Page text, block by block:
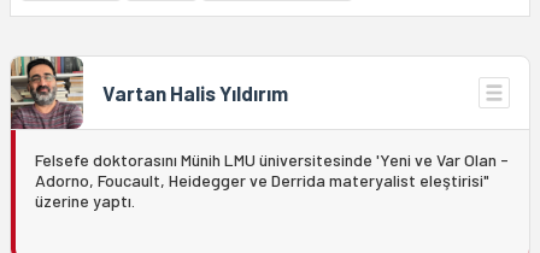
Vartan Halis Yıldırım
Felsefe doktorasını Münih LMU üniversitesinde 'Yeni ve Var Olan -
Adorno, Foucault, Heidegger ve Derrida materyalist eleştirisi"
üzerine yaptı.